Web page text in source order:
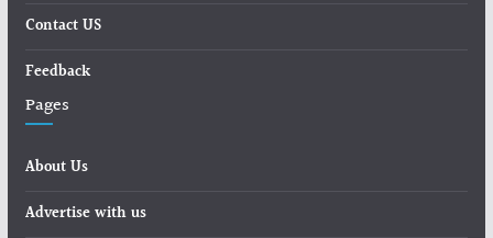
Contact US
Feedback
Pages
About Us
Advertise with us